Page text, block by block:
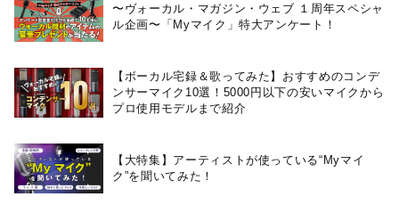
〜ヴォーカル・マガジン・ウェブ １周年スペシャ
ル企画〜「Myマイク」特大アンケート！
【ボーカル宅録＆歌ってみた】おすすめのコンデ
ンサーマイク10選！5000円以下の安いマイクから
プロ使用モデルまで紹介
【大特集】アーティストが使っている“Myマイ
ク”を聞いてみた！